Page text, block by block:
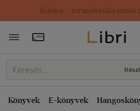
Kulacs / strandtáska most
Törzsvásárlói Kártya adatai
Könyvek E-könyvek